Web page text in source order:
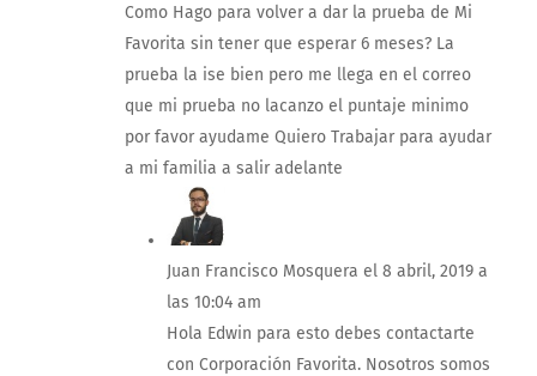
Como Hago para volver a dar la prueba de Mi
Favorita sin tener que esperar 6 meses? La
prueba la ise bien pero me llega en el correo
que mi prueba no lacanzo el puntaje minimo
por favor ayudame Quiero Trabajar para ayudar
a mi familia a salir adelante
Juan Francisco Mosquera el 8 abril, 2019 a
las 10:04 am
Hola Edwin para esto debes contactarte
con Corporación Favorita. Nosotros somos